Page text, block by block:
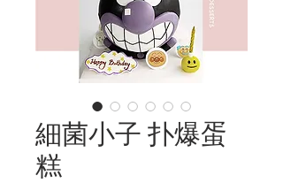
細菌小子 扑爆蛋
糕